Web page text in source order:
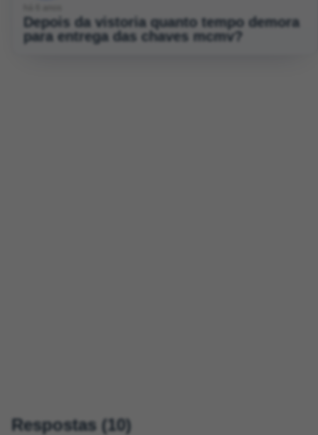
Depois da vistoria quanto tempo demora
para entrega das chaves mcmv?
Respostas (10)